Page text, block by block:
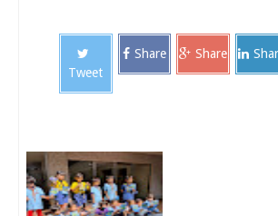
Tweet
Share Share